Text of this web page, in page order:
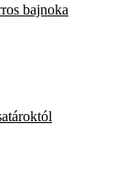
bajnoka